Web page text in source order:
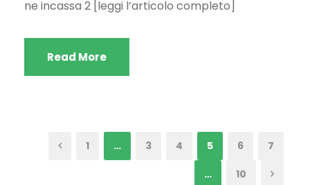
ne incassa 2 [leggi l’articolo completo]
Read More
1 … 3 4 5 6 7
… 10